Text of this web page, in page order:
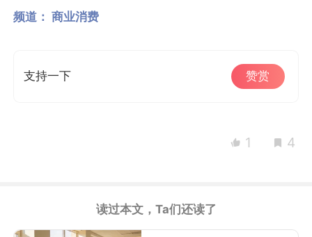
频道： 商业消费
支持一下 赞赏
1 4
读过本文，Ta们还读了